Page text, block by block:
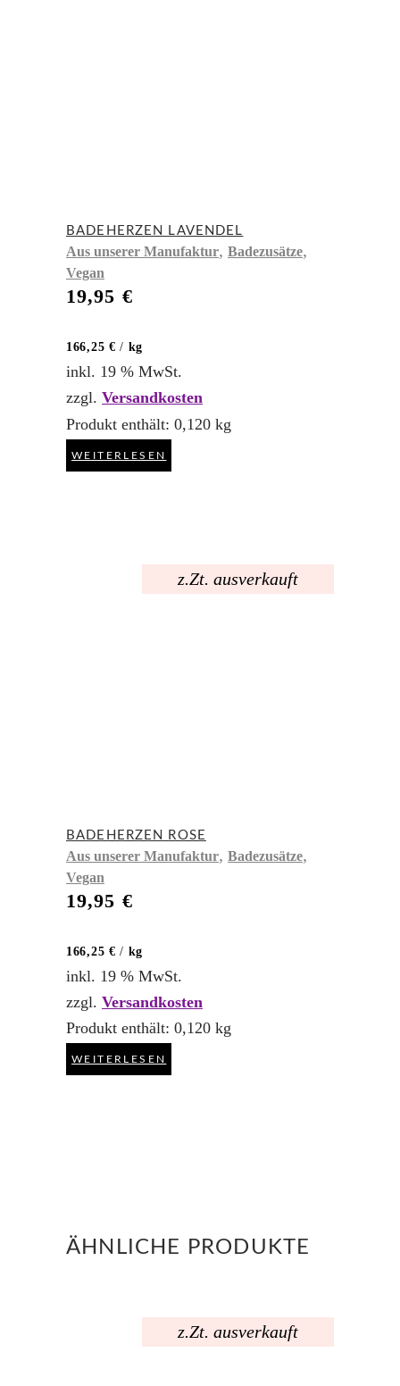
BADEHERZEN LAVENDEL
Aus unserer Manufaktur, Badezusätze,
Vegan
19,95 €
166,25 € / kg
inkl. 19 % MwSt.
zzgl. Versandkosten
Produkt enthält: 0,120 kg
WEITERLESEN
z.Zt. ausverkauft
BADEHERZEN ROSE
Aus unserer Manufaktur, Badezusätze,
Vegan
19,95 €
166,25 € / kg
inkl. 19 % MwSt.
zzgl. Versandkosten
Produkt enthält: 0,120 kg
WEITERLESEN
ÄHNLICHE PRODUKTE
z.Zt. ausverkauft